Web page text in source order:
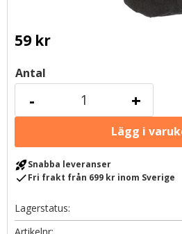
59kr
Antal
+
-
rocket_launchSnabba leveranser
checkFri frakt från 699 kr inom Sverige
Lagerstatus